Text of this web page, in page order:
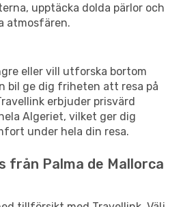
upptäcka dolda pärlor och
atmosfären.
eller vill utforska bortom
bil ge dig friheten att resa på
erbjuder prisvärd
Algeriet, vilket ger dig
under hela din resa.
från Palma de Mallorca